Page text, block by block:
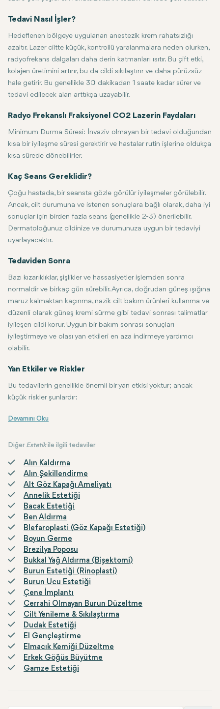
Kırışıklıklar ve ince çizgiler - kırışıklıkları yumuşatır, böylece
Akne izleri - cildi yeniden yüzeye çıkarır, böylece yara izli
Pigmentasyon sorunları - güneş lekelerini, yaşlılık lekelerini ve
Sarkık cilt - elastikiyet kaybı olan tüm bölgeler sıkılaşır ve yukarı
Büyük gözenekler - cilt dokusu rafine edildikçe gözenekler küçülür.
Tedavi Nasıl İşler?
Hedeflenen bölgeye uygulanan anestezik krem ​​rahatsızlığı
azaltır. Lazer ciltte küçük, kontrollü yaralanmalara neden olurken,
radyofrekans dalgaları daha derin katmanları ısıtır. Bu çift etki,
kolajen üretimini artırır, bu da cildi sıkılaştırır ve daha pürüzsüz
hale getirir. Bu genellikle 30 dakikadan 1 saate kadar sürer ve
tedavi edilecek alan arttıkça uzayabilir.
Radyo Frekanslı Fraksiyonel CO2 Lazerin Faydaları
Minimum Durma Süresi: İnvaziv olmayan bir tedavi olduğundan
kısa bir iyileşme süresi gerektirir ve hastalar rutin işlerine oldukça
kısa sürede dönebilirler.
Uzun Süreli Sonuçlar: Terapinin nihai sonuçları, kolajen üretim
Çok Yönlülük: Bu teknoloji, yüz, boyun ve göğüs bölgeleri gibi
Kaç Seans Gereklidir?
Çoğu hastada, bir seansta gözle görülür iyileşmeler görülebilir.
Ancak, cilt durumuna ve istenen sonuçlara bağlı olarak, daha iyi
sonuçlar için birden fazla seans (genellikle 2-3) önerilebilir.
Dermatoloğunuz cildinize ve durumunuza uygun bir tedaviyi
uyarlayacaktır.
Tedaviden Sonra
Bazı kızarıklıklar, şişlikler ve hassasiyetler işlemden sonra
normaldir ve birkaç gün sürebilir. Ayrıca, doğrudan güneş ışığına
maruz kalmaktan kaçınma, nazik cilt bakım ürünleri kullanma ve
düzenli olarak güneş kremi sürme gibi tedavi sonrası talimatlar
iyileşen cildi korur. Uygun bir bakım sonrası sonuçları
iyileştirmeye ve olası yan etkileri en aza indirmeye yardımcı
olabilir.
Yan Etkiler ve Riskler
Bu tedavilerin genellikle önemli bir yan etkisi yoktur; ancak
küçük riskler şunlardır:
İltihaplanma ve kızarıklık: Bu yan etkiler genellikle bir hafta sonra
Enfeksiyon: Nadiren, uygunsuz bir bakım sonrası enfeksiyon
Radyofrekans Fraksiyonel CO2 Lazer tedavisi, kırışıklıklardan
Diğer Estetikile ilgili tedaviler
Alın Kaldırma
Alın Şekillendirme
Alt Göz Kapağı Ameliyatı
Annelik Estetiği
Bacak Estetiği
Ben Aldırma
Blefaroplasti (Göz Kapağı Estetiği)
Boyun Germe
Brezilya Poposu
Bukkal Yağ Aldırma (Bişektomi)
Burun Estetiği (Rinoplasti)
Burun Ucu Estetiği
Çene İmplantı
Cerrahi Olmayan Burun Düzeltme
Cilt Yenileme & Sıkılaştırma
Dudak Estetiği
El Gençleştirme
Elmacık Kemiği Düzeltme
Erkek Göğüs Büyütme
Gamze Estetiği